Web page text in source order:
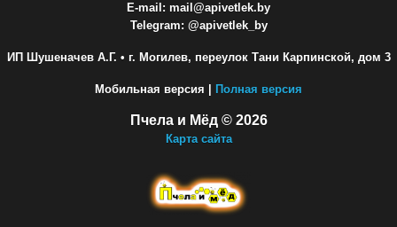
E-mail: mail@apivetlek.by
Telegram: @apivetlek_by
ИП Шушеначев А.Г. • г. Могилев, переулок Тани Карпинской, дом 3
Мобильная версия | Полная версия
Пчела и Мёд © 2026
Карта сайта